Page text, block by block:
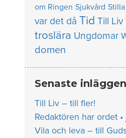
om Ringen Sjukvård
var det då Tid Till Liv
troslära Ungdomar
domen
Senaste inläggen
Till Liv – till fler!
Redaktören har ordet
Vila och leva – till